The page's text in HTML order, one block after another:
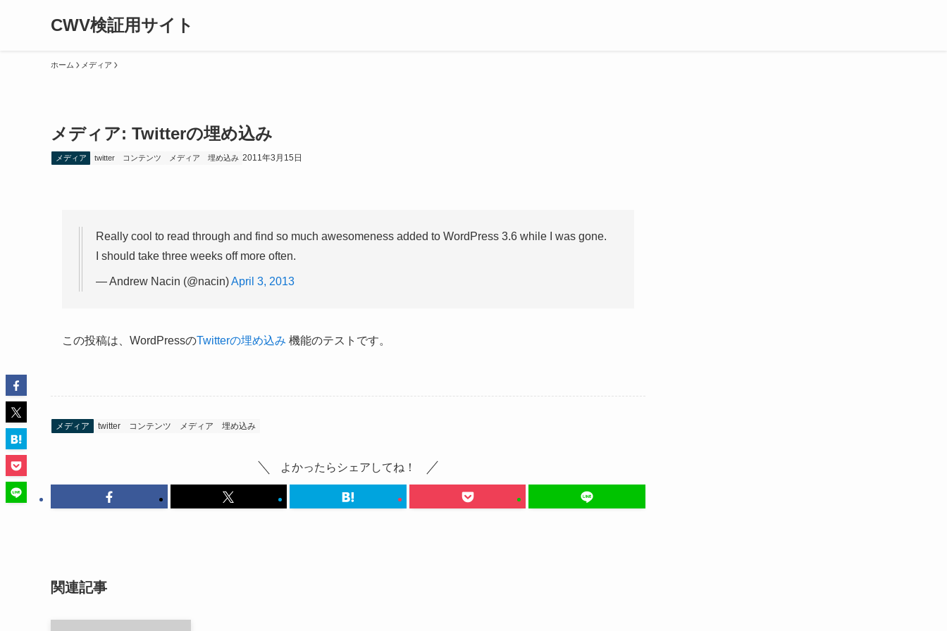
CWV検証用サイト
ホーム メディア
メディア: Twitterの埋め込み
メディア twitter コンテンツ メディア 埋め込み 2011年3月15日
Really cool to read through and find so much awesomeness added to WordPress 3.6 while I was gone.
I should take three weeks off more often.
— Andrew Nacin (@nacin)April 3, 2013
この投稿は、WordPressのTwitterの埋め込み 機能のテストです。
メディア twitter コンテンツ メディア 埋め込み
よかったらシェアしてね！
関連記事